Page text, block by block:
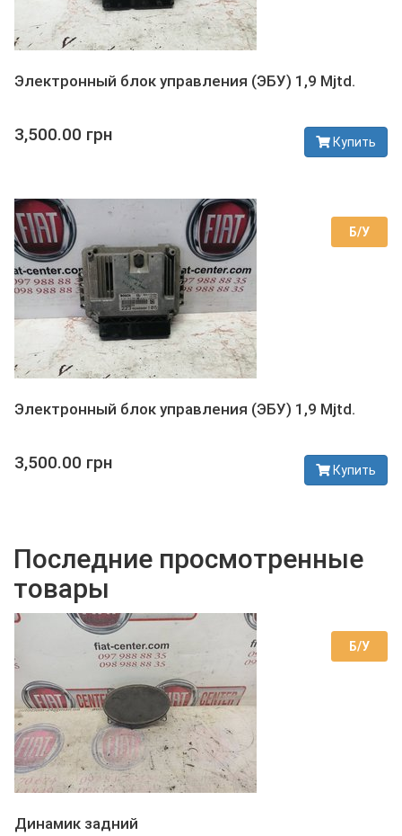
Электронный блок управления (ЭБУ) 1,9 Mjtd.
3,500.00 грн Купить
Б/У
Электронный блок управления (ЭБУ) 1,9 Mjtd.
3,500.00 грн Купить
Последние просмотренные
товары
Б/У
Динамик задний